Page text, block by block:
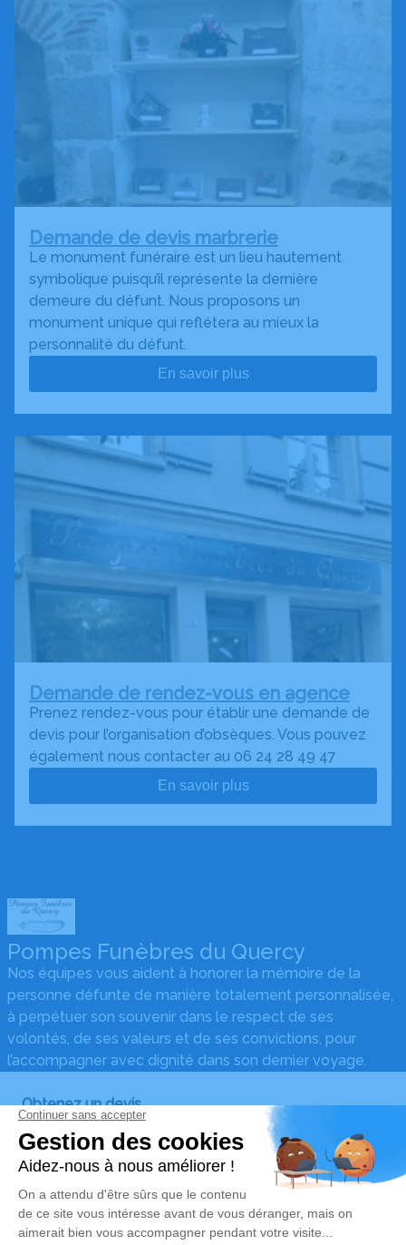
Demande de devis marbrerie
Le monument funéraire est un lieu hautement
symbolique puisqu’il représente la dernière
demeure du défunt. Nous proposons un
monument unique qui reflétera au mieux la
personnalité du défunt.
En savoir plus
Demande de rendez-vous en agence
Prenez rendez-vous pour établir une demande de
devis pour l’organisation d’obsèques. Vous pouvez
également nous contacter au 06 24 28 49 47
En savoir plus
Pompes Funèbres du Quercy
Nos équipes vous aident à honorer la mémoire de la
personne défunte de manière totalement personnalisée,
à perpétuer son souvenir dans le respect de ses
volontés, de ses valeurs et de ses convictions, pour
l’accompagner avec dignité dans son dernier voyage.
Obtenez un devis
Devis obsèques
Devis prévoyance
Devis marbrerie